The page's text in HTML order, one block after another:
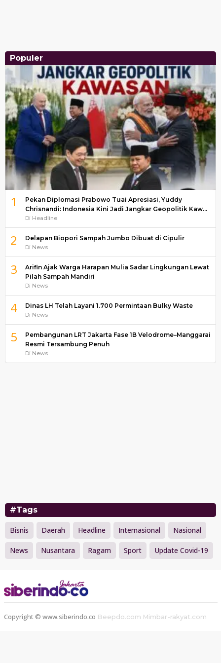
Populer
1
Pekan Diplomasi Prabowo Tuai Apresiasi, Yuddy
Chrisnandi: Indonesia Kini Jadi Jangkar Geopolitik Kaw…
Di Headline
2 Delapan Biopori Sampah Jumbo Dibuat di Cipulir
Di News
3
Arifin Ajak Warga Harapan Mulia Sadar Lingkungan Lewat
Pilah Sampah Mandiri
Di News
4 Dinas LH Telah Layani 1.700 Permintaan Bulky Waste
Di News
5
Pembangunan LRT Jakarta Fase 1B Velodrome–Manggarai
Resmi Tersambung Penuh
Di News
#Tags
Bisnis Daerah Headline Internasional Nasional
News Nusantara Ragam Sport Update Covid-19
Copyright © www.siberindo.co Beepdo.com Mimbar-rakyat.com